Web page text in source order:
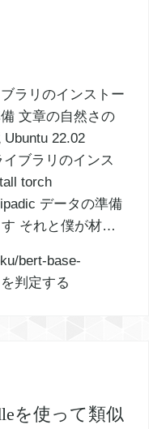
ラリのインストー
文章の自然さの
22.02
ブラリのインス
torch
データの準備
す それと僕が材…
を使って類似